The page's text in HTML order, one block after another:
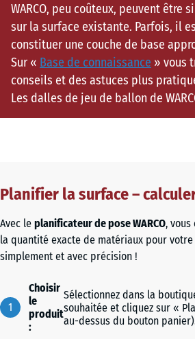
WARCO, peu coûteux, peuvent être
sur la surface existante. Parfois, il
constituer une couche de base
Sur « Base de connaissance » vous
conseils et des astuces plus
Les dalles de jeu de ballon de
Planifier la surface –
Avec le planificateur de pose WARCO, vous
la quantité exacte de matériaux pour
simplement et avec précision !
Choisir
le
produit
:
Sélectionnez dans la
souhaitée et cliquez sur «
au-dessus du bouton